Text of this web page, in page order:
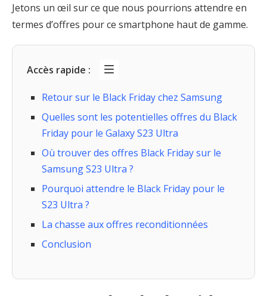
Jetons un œil sur ce que nous pourrions attendre en
termes d’offres pour ce smartphone haut de gamme.
Accès rapide :
Retour sur le Black Friday chez Samsung
Quelles sont les potentielles offres du Black
Friday pour le Galaxy S23 Ultra
Où trouver des offres Black Friday sur le
Samsung S23 Ultra ?
Pourquoi attendre le Black Friday pour le
S23 Ultra ?
La chasse aux offres reconditionnées
Conclusion